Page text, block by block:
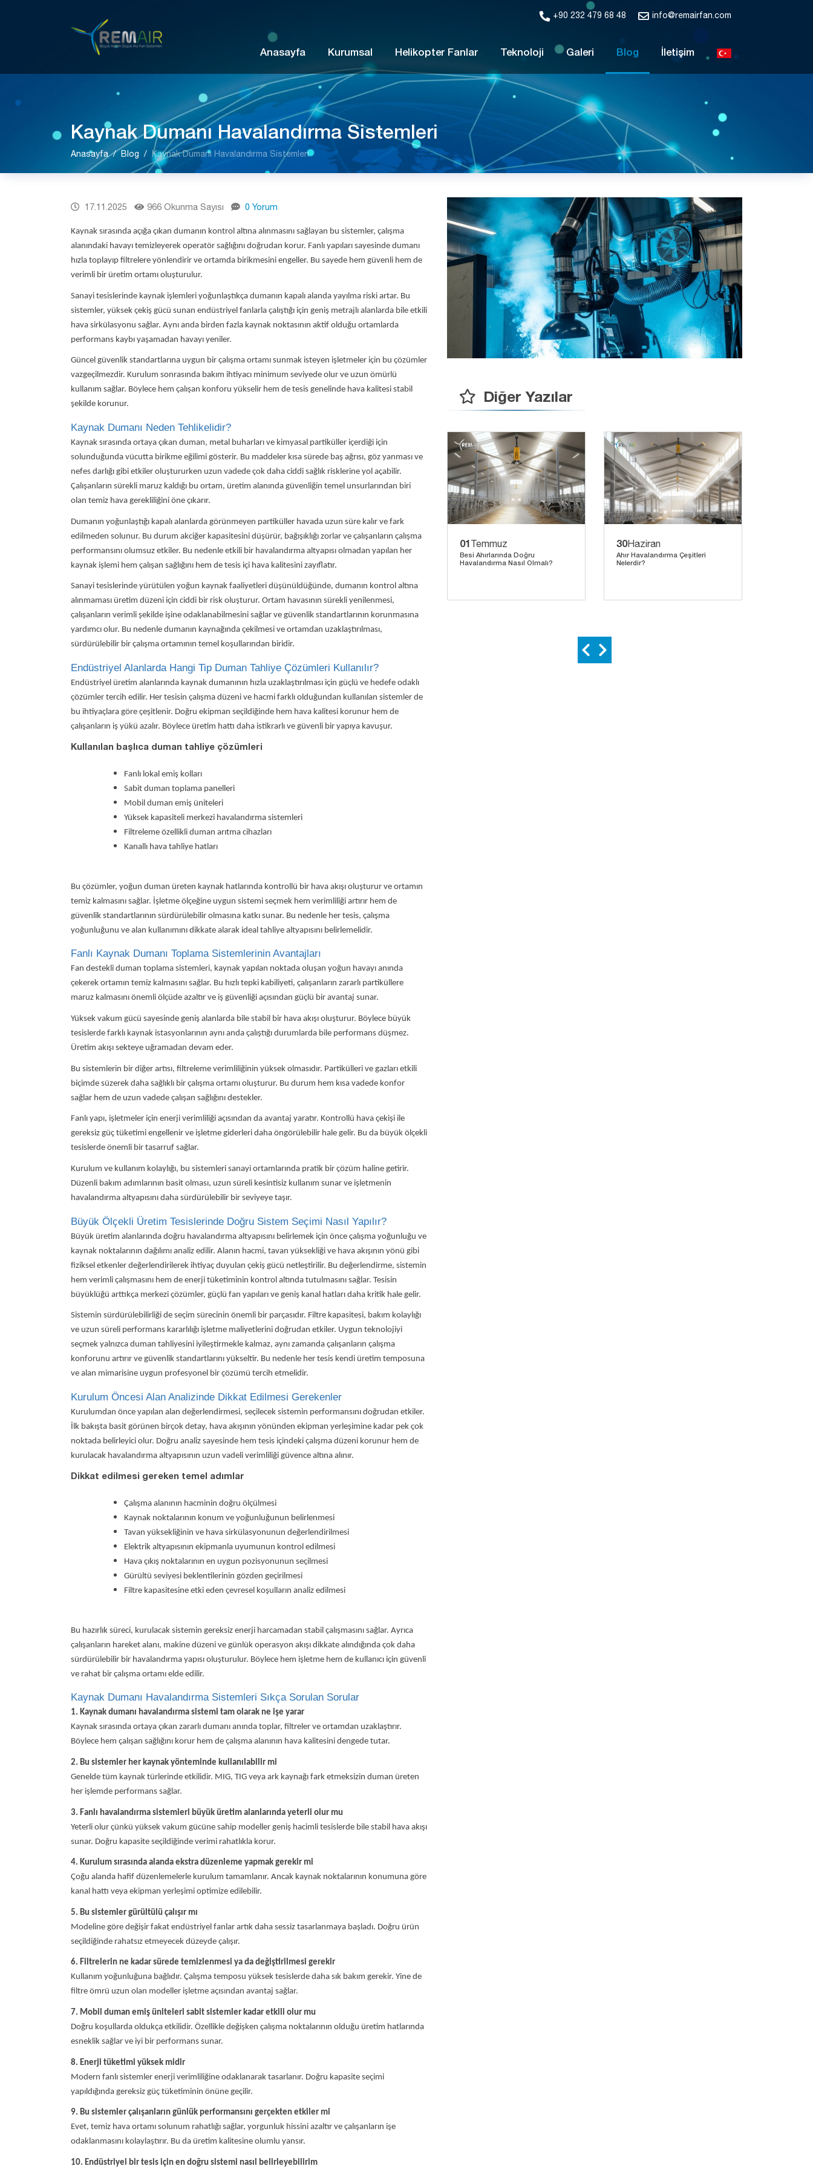
+90 232 479 68 48 info@remairfan.com
Anasayfa Kurumsal Helikopter Fanlar Teknoloji Galeri Blog İletişim
Kaynak Dumanı Havalandırma Sistemleri
Anasayfa Blog Kaynak Dumanı Havalandırma Sistemleri
Diğer Yazılar
01Temmuz
Besi Ahırlarında Doğru
Havalandırma Nasıl Olmalı?
30Haziran
Ahır Havalandırma Çeşitleri
Nelerdir?
17.11.2025 966 Okunma Sayısı 0 Yorum
Kaynak sırasında açığa çıkan dumanın kontrol altına alınmasını sağlayan bu sistemler, çalışma
alanındaki havayı temizleyerek operatör sağlığını doğrudan korur. Fanlı yapıları sayesinde dumanı
hızla toplayıp filtrelere yönlendirir ve ortamda birikmesini engeller. Bu sayede hem güvenli hem de
verimli bir üretim ortamı oluşturulur.
Sanayi tesislerinde kaynak işlemleri yoğunlaştıkça dumanın kapalı alanda yayılma riski artar. Bu
sistemler, yüksek çekiş gücü sunan endüstriyel fanlarla çalıştığı için geniş metrajlı alanlarda bile etkili
hava sirkülasyonu sağlar. Aynı anda birden fazla kaynak noktasının aktif olduğu ortamlarda
performans kaybı yaşamadan havayı yeniler.
Güncel güvenlik standartlarına uygun bir çalışma ortamı sunmak isteyen işletmeler için bu çözümler
vazgeçilmezdir. Kurulum sonrasında bakım ihtiyacı minimum seviyede olur ve uzun ömürlü
kullanım sağlar. Böylece hem çalışan konforu yükselir hem de tesis genelinde hava kalitesi stabil
şekilde korunur.
Kaynak Dumanı Neden Tehlikelidir?
Kaynak sırasında ortaya çıkan duman, metal buharları ve kimyasal partiküller içerdiği için
solunduğunda vücutta birikme eğilimi gösterir. Bu maddeler kısa sürede baş ağrısı, göz yanması ve
nefes darlığı gibi etkiler oluştururken uzun vadede çok daha ciddi sağlık risklerine yol açabilir.
Çalışanların sürekli maruz kaldığı bu ortam, üretim alanında güvenliğin temel unsurlarından biri
olan temiz hava gerekliliğini öne çıkarır.
Dumanın yoğunlaştığı kapalı alanlarda görünmeyen partiküller havada uzun süre kalır ve fark
edilmeden solunur. Bu durum akciğer kapasitesini düşürür, bağışıklığı zorlar ve çalışanların çalışma
performansını olumsuz etkiler. Bu nedenle etkili bir havalandırma altyapısı olmadan yapılan her
kaynak işlemi hem çalışan sağlığını hem de tesis içi hava kalitesini zayıflatır.
Sanayi tesislerinde yürütülen yoğun kaynak faaliyetleri düşünüldüğünde, dumanın kontrol altına
alınmaması üretim düzeni için ciddi bir risk oluşturur. Ortam havasının sürekli yenilenmesi,
çalışanların verimli şekilde işine odaklanabilmesini sağlar ve güvenlik standartlarının korunmasına
yardımcı olur. Bu nedenle dumanın kaynağında çekilmesi ve ortamdan uzaklaştırılması,
sürdürülebilir bir çalışma ortamının temel koşullarından biridir.
Endüstriyel Alanlarda Hangi Tip Duman Tahliye Çözümleri Kullanılır?
Endüstriyel üretim alanlarında kaynak dumanının hızla uzaklaştırılması için güçlü ve hedefe odaklı
çözümler tercih edilir. Her tesisin çalışma düzeni ve hacmi farklı olduğundan kullanılan sistemler de
bu ihtiyaçlara göre çeşitlenir. Doğru ekipman seçildiğinde hem hava kalitesi korunur hem de
çalışanların iş yükü azalır. Böylece üretim hattı daha istikrarlı ve güvenli bir yapıya kavuşur.
Kullanılan başlıca duman tahliye çözümleri
Fanlı lokal emiş kolları
Sabit duman toplama panelleri
Mobil duman emiş üniteleri
Yüksek kapasiteli merkezi havalandırma sistemleri
Filtreleme özellikli duman arıtma cihazları
Kanallı hava tahliye hatları
Bu çözümler, yoğun duman üreten kaynak hatlarında kontrollü bir hava akışı oluşturur ve ortamın
temiz kalmasını sağlar. İşletme ölçeğine uygun sistemi seçmek hem verimliliği artırır hem de
güvenlik standartlarının sürdürülebilir olmasına katkı sunar. Bu nedenle her tesis, çalışma
yoğunluğunu ve alan kullanımını dikkate alarak ideal tahliye altyapısını belirlemelidir.
Fanlı Kaynak Dumanı Toplama Sistemlerinin Avantajları
Fan destekli duman toplama sistemleri, kaynak yapılan noktada oluşan yoğun havayı anında
çekerek ortamın temiz kalmasını sağlar. Bu hızlı tepki kabiliyeti, çalışanların zararlı partiküllere
maruz kalmasını önemli ölçüde azaltır ve iş güvenliği açısından güçlü bir avantaj sunar.
Yüksek vakum gücü sayesinde geniş alanlarda bile stabil bir hava akışı oluşturur. Böylece büyük
tesislerde farklı kaynak istasyonlarının aynı anda çalıştığı durumlarda bile performans düşmez.
Üretim akışı sekteye uğramadan devam eder.
Bu sistemlerin bir diğer artısı, filtreleme verimliliğinin yüksek olmasıdır. Partikülleri ve gazları etkili
biçimde süzerek daha sağlıklı bir çalışma ortamı oluşturur. Bu durum hem kısa vadede konfor
sağlar hem de uzun vadede çalışan sağlığını destekler.
Fanlı yapı, işletmeler için enerji verimliliği açısından da avantaj yaratır. Kontrollü hava çekişi ile
gereksiz güç tüketimi engellenir ve işletme giderleri daha öngörülebilir hale gelir. Bu da büyük ölçekli
tesislerde önemli bir tasarruf sağlar.
Kurulum ve kullanım kolaylığı, bu sistemleri sanayi ortamlarında pratik bir çözüm haline getirir.
Düzenli bakım adımlarının basit olması, uzun süreli kesintisiz kullanım sunar ve işletmenin
havalandırma altyapısını daha sürdürülebilir bir seviyeye taşır.
Büyük Ölçekli Üretim Tesislerinde Doğru Sistem Seçimi Nasıl Yapılır?
Büyük üretim alanlarında doğru havalandırma altyapısını belirlemek için önce çalışma yoğunluğu ve
kaynak noktalarının dağılımı analiz edilir. Alanın hacmi, tavan yüksekliği ve hava akışının yönü gibi
fiziksel etkenler değerlendirilerek ihtiyaç duyulan çekiş gücü netleştirilir. Bu değerlendirme, sistemin
hem verimli çalışmasını hem de enerji tüketiminin kontrol altında tutulmasını sağlar. Tesisin
büyüklüğü arttıkça merkezi çözümler, güçlü fan yapıları ve geniş kanal hatları daha kritik hale gelir.
Sistemin sürdürülebilirliği de seçim sürecinin önemli bir parçasıdır. Filtre kapasitesi, bakım kolaylığı
ve uzun süreli performans kararlılığı işletme maliyetlerini doğrudan etkiler. Uygun teknolojiyi
seçmek yalnızca duman tahliyesini iyileştirmekle kalmaz, aynı zamanda çalışanların çalışma
konforunu artırır ve güvenlik standartlarını yükseltir. Bu nedenle her tesis kendi üretim temposuna
ve alan mimarisine uygun profesyonel bir çözümü tercih etmelidir.
Kurulum Öncesi Alan Analizinde Dikkat Edilmesi Gerekenler
Kurulumdan önce yapılan alan değerlendirmesi, seçilecek sistemin performansını doğrudan etkiler.
İlk bakışta basit görünen birçok detay, hava akışının yönünden ekipman yerleşimine kadar pek çok
noktada belirleyici olur. Doğru analiz sayesinde hem tesis içindeki çalışma düzeni korunur hem de
kurulacak havalandırma altyapısının uzun vadeli verimliliği güvence altına alınır.
Dikkat edilmesi gereken temel adımlar
Çalışma alanının hacminin doğru ölçülmesi
Kaynak noktalarının konum ve yoğunluğunun belirlenmesi
Tavan yüksekliğinin ve hava sirkülasyonunun değerlendirilmesi
Elektrik altyapısının ekipmanla uyumunun kontrol edilmesi
Hava çıkış noktalarının en uygun pozisyonunun seçilmesi
Gürültü seviyesi beklentilerinin gözden geçirilmesi
Filtre kapasitesine etki eden çevresel koşulların analiz edilmesi
Bu hazırlık süreci, kurulacak sistemin gereksiz enerji harcamadan stabil çalışmasını sağlar. Ayrıca
çalışanların hareket alanı, makine düzeni ve günlük operasyon akışı dikkate alındığında çok daha
sürdürülebilir bir havalandırma yapısı oluşturulur. Böylece hem işletme hem de kullanıcı için güvenli
ve rahat bir çalışma ortamı elde edilir.
Kaynak Dumanı Havalandırma Sistemleri Sıkça Sorulan Sorular
1. Kaynak dumanı havalandırma sistemi tam olarak ne işe yarar
Kaynak sırasında ortaya çıkan zararlı dumanı anında toplar, filtreler ve ortamdan uzaklaştırır.
Böylece hem çalışan sağlığını korur hem de çalışma alanının hava kalitesini dengede tutar.
2. Bu sistemler her kaynak yönteminde kullanılabilir mi
Genelde tüm kaynak türlerinde etkilidir. MIG, TIG veya ark kaynağı fark etmeksizin duman üreten
her işlemde performans sağlar.
3. Fanlı havalandırma sistemleri büyük üretim alanlarında yeterli olur mu
Yeterli olur çünkü yüksek vakum gücüne sahip modeller geniş hacimli tesislerde bile stabil hava akışı
sunar. Doğru kapasite seçildiğinde verimi rahatlıkla korur.
4. Kurulum sırasında alanda ekstra düzenleme yapmak gerekir mi
Çoğu alanda hafif düzenlemelerle kurulum tamamlanır. Ancak kaynak noktalarının konumuna göre
kanal hattı veya ekipman yerleşimi optimize edilebilir.
5. Bu sistemler gürültülü çalışır mı
Modeline göre değişir fakat endüstriyel fanlar artık daha sessiz tasarlanmaya başladı. Doğru ürün
seçildiğinde rahatsız etmeyecek düzeyde çalışır.
6. Filtrelerin ne kadar sürede temizlenmesi ya da değiştirilmesi gerekir
Kullanım yoğunluğuna bağlıdır. Çalışma temposu yüksek tesislerde daha sık bakım gerekir. Yine de
filtre ömrü uzun olan modeller işletme açısından avantaj sağlar.
7. Mobil duman emiş üniteleri sabit sistemler kadar etkili olur mu
Doğru koşullarda oldukça etkilidir. Özellikle değişken çalışma noktalarının olduğu üretim hatlarında
esneklik sağlar ve iyi bir performans sunar.
8. Enerji tüketimi yüksek midir
Modern fanlı sistemler enerji verimliliğine odaklanarak tasarlanır. Doğru kapasite seçimi
yapıldığında gereksiz güç tüketiminin önüne geçilir.
9. Bu sistemler çalışanların günlük performansını gerçekten etkiler mi
Evet, temiz hava ortamı solunum rahatlığı sağlar, yorgunluk hissini azaltır ve çalışanların işe
odaklanmasını kolaylaştırır. Bu da üretim kalitesine olumlu yansır.
10. Endüstriyel bir tesis için en doğru sistemi nasıl belirleyebilirim